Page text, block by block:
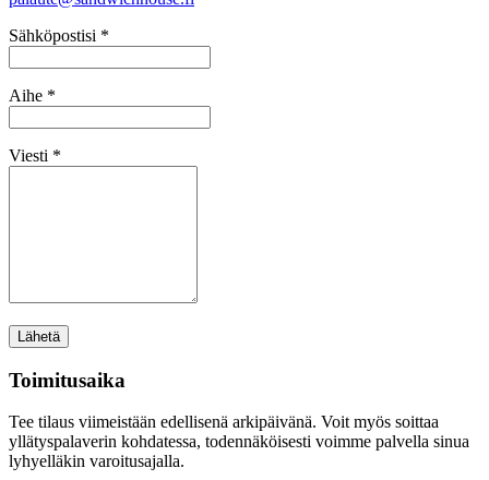
Sähköpostisi *
Aihe *
Viesti *
Toimitusaika
Tee tilaus viimeistään edellisenä arkipäivänä. Voit myös soittaa
yllätyspalaverin kohdatessa, todennäköisesti voimme palvella sinua
lyhyelläkin varoitusajalla.